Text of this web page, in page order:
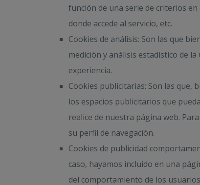
función de una serie de criterios
donde accede al servicio, etc.
Cookies de análisis: Son las que
medición y análisis estadístico de
experiencia.
Cookies publicitarias: Son las
los espacios publicitarios que
realice de nuestra página web.
su perfil de navegación.
Cookies de publicidad
caso, hayamos incluido en una
del comportamiento de los